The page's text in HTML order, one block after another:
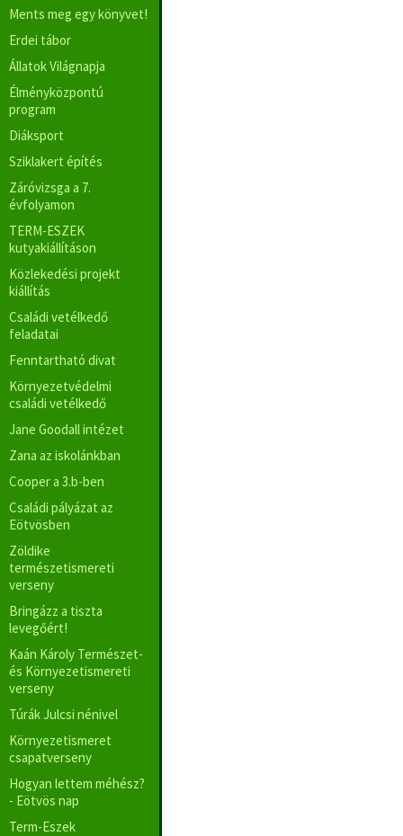
Ments meg egy könyvet!
Erdei tábor
Állatok Világnapja
Élményközpontú
program
Diáksport
Sziklakert építés
Záróvizsga a 7.
évfolyamon
TERM-ESZEK
kutyakiállításon
Közlekedési projekt
kiállítás
Családi vetélkedő
feladatai
Fenntartható divat
Környezetvédelmi
családi vetélkedő
Jane Goodall intézet
Zana az iskolánkban
Cooper a 3.b-ben
Családi pályázat az
Eötvösben
Zöldike
természetismereti
verseny
Bringázz a tiszta
levegőért!
Kaán Károly Természet-
és Környezetismereti
verseny
Túrák Julcsi nénivel
Környezetismeret
csapatverseny
Hogyan lettem méhész?
- Eötvös nap
Term-Eszek